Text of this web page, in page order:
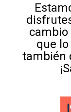
cambio
que
también